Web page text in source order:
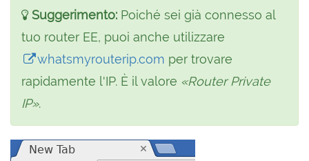
Suggerimento: Poiché sei già connesso al
tuo router EE, puoi anche utilizzare
whatsmyrouterip.com per trovare
rapidamente l'IP. È il valore «Router Private
IP».